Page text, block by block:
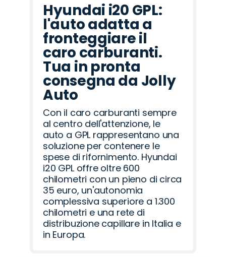
Hyundai i20 GPL:
l'auto adatta a
fronteggiare il
caro carburanti.
Tua in pronta
consegna da Jolly
Auto
Con il caro carburanti sempre
al centro dell'attenzione, le
auto a GPL rappresentano una
soluzione per contenere le
spese di rifornimento. Hyundai
i20 GPL offre oltre 600
chilometri con un pieno di circa
35 euro, un'autonomia
complessiva superiore a 1.300
chilometri e una rete di
distribuzione capillare in Italia e
in Europa.